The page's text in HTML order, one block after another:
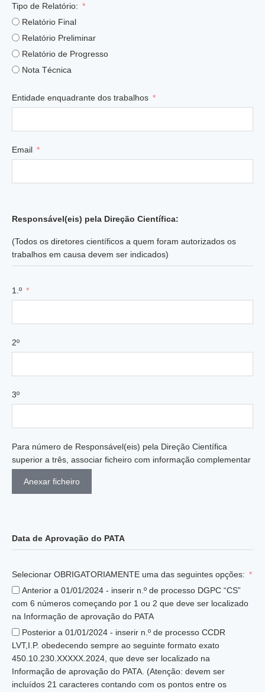
Tipo de Relatório:
Relatório Final
Relatório Preliminar
Relatório de Progresso
Nota Técnica
Entidade enquadrante dos trabalhos
Email
Responsável(eis) pela Direção Científica:
(Todos os diretores científicos a quem foram autorizados os
trabalhos em causa devem ser indicados)
1.º
2º
3º
Para número de Responsável(eis) pela Direção Científica
superior a três, associar ficheiro com informação complementar
Anexar ficheiro
Data de Aprovação do PATA
Selecionar OBRIGATORIAMENTE uma das seguintes opções:
Anterior a 01/01/2024 - inserir n.º de processo DGPC “CS”
com 6 números começando por 1 ou 2 que deve ser localizado
na Informação de aprovação do PATA
Posterior a 01/01/2024 - inserir n.º de processo CCDR
LVT,I.P. obedecendo sempre ao seguinte formato exato
450.10.230.XXXXX.2024, que deve ser localizado na
Informação de aprovação do PATA. (Atenção: devem ser
incluídos 21 caracteres contando com os pontos entre os